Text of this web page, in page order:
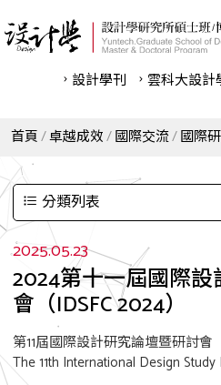
設計學刊 雲科⼤設計
首頁 卓越成效 國際交流 國際
分類列表
2025.05.23
2024第十一屆國際
會（IDSFC 2024）
第11屆國際設計研究論壇暨研討會
The 11th International Design